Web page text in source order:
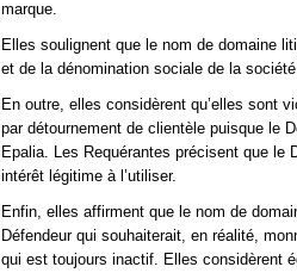
marque.
Elles soulignent que le nom de domaine
et de la dénomination sociale de la
En outre, elles considèrent qu’elles sont
par détournement de clientèle puisque le
Epalia. Les Requérantes précisent que le
intérêt légitime à l’utiliser.
Enfin, elles affirment que le nom de
Défendeur qui souhaiterait, en réalité,
qui est toujours inactif. Elles considèrent